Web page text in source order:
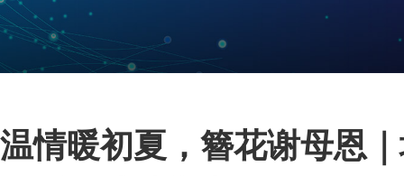
温情暖初夏，簪花谢母恩